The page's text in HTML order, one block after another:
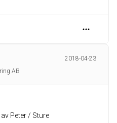
2018-04-23
AB
Peter / Sture